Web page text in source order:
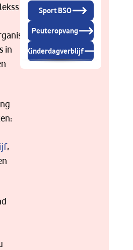
in
,
Sport BSO
Peuteropvang
Kinderdagverblijf